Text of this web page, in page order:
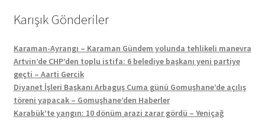
Karışık Gönderiler
Karaman-Ayrangı – Karaman Gündem yolunda tehlikeli manevra
Artvin’de CHP’den toplu istifa: 6 belediye başkanı yeni partiye
geçti – Aarti Gercik
Diyanet İşleri Başkanı Arbaguş Cuma günü Gomuşhane’de açılış
töreni yapacak – Gomuşhane’den Haberler
Karabük’te yangın: 10 dönüm arazi zarar gördü – Yeniçağ